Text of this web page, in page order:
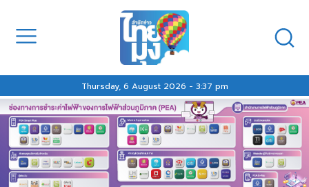
Thursday, 6 August 2026 - 3:37 pm